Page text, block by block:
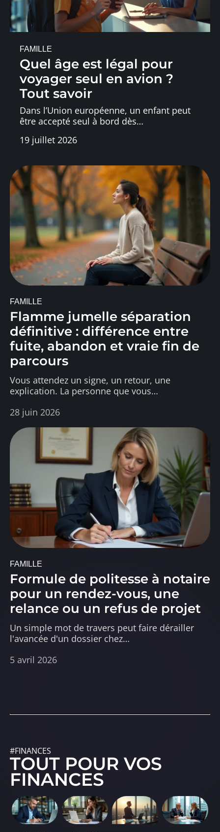
FAMILLE
Quel âge est légal pour
voyager seul en avion ?
Tout savoir
Dans l’Union européenne, un enfant peut
être accepté seul à bord dès…
19 juillet 2026
FAMILLE
Flamme jumelle séparation
définitive : différence entre
fuite, abandon et vraie fin de
parcours
Vous attendez un signe, un retour, une
explication. La personne que vous…
28 juin 2026
FAMILLE
Formule de politesse à notaire
pour un rendez-vous, une
relance ou un refus de projet
Un simple mot de travers peut faire dérailler
l'avancée d'un dossier chez…
5 avril 2026
#FINANCES
TOUT POUR VOS
FINANCES